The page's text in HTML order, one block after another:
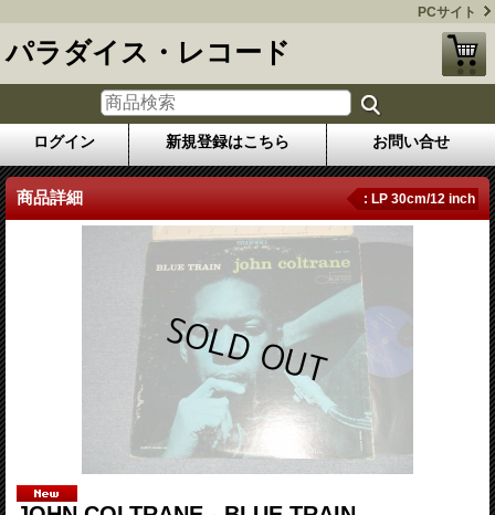
PCサイト
パラダイス・レコード
ログイン 新規登録はこちら お問い合せ
商品詳細 : LP 30cm/12 inch